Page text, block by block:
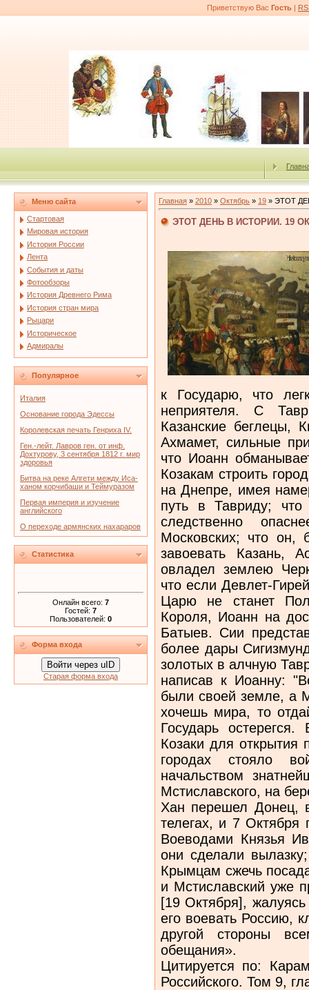
Приветствую Вас Гость |
Меню сайта
Стартовая
Мировая история
История России
Лента
События и даты
Фотообзоры
История Древнего Рима
История стран мира
Рыцари
Историческое
Адмиралы
Популярное
Италия
Основание города Эдессы
Королевская печать Генриха IV.
Ген.-лейт. Лавров ген. от инф.
Дохтурову, 3 сентября 1812 г. мир
здоровья
Битва на реке Алгети между Иса-
ханом корчибаши и Теймуразом
Первая империя и изучение
английского
О переходе армянских нахараров
Статистика
Онлайн всего: 7
Гостей: 7
Пользователей: 0
Форма входа
Войти через uID
Старая форма входа
Главная » 2010 » Октябрь » 19 » ЭТОТ
ЭТОТ ДЕНЬ В ИСТОРИИ. 19
к Государю, что
неприятеля. С
Казанские беглецы,
Ахмамет, сильные
что Иоанн
Козакам строить
на Днепре, имея
путь в Тавриду;
следственно
Московских; что он,
завоевать Казань,
овладел землею
что если Девлет-
Царю не станет
Короля, Иоанн на
Батыев. Сии
более дары
золотых в алчную
написав к Иоанну:
были своей земле, а
хочешь мира, то
Государь
Козаки для открытия
городах стояло
начальством
Мстиславского, на
Хан перешел Донец,
телегах, и 7 Октября
Воеводами Князья
они сделали
Крымцам сжечь
и Мстиславский уже
[19 Октября],
его воевать Россию,
другой стороны
обещания».
Цитируется по:
Российского. Том 9,